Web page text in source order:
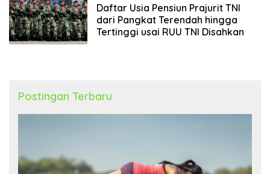
Daftar Usia Pensiun Prajurit TNI
dari Pangkat Terendah hingga
Tertinggi usai RUU TNI Disahkan
Postingan Terbaru